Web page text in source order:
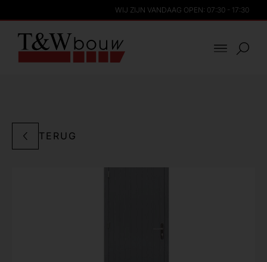
WIJ ZIJN VANDAAG OPEN: 07:30 - 17:30
TERUG